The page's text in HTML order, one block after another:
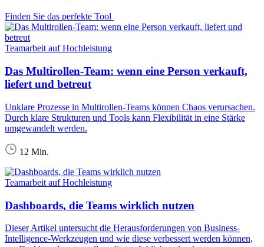
Finden Sie das perfekte Tool
Teamarbeit auf Hochleistung
Das Multirollen-Team: wenn eine Person verkauft,
liefert und betreut
Unklare Prozesse in Multirollen-Teams können Chaos verursachen.
Durch klare Strukturen und Tools kann Flexibilität in eine Stärke
umgewandelt werden.
12 Min.
Teamarbeit auf Hochleistung
Dashboards, die Teams wirklich nutzen
Dieser Artikel untersucht die Herausforderungen von Business-
Intelligence-Werkzeugen und wie diese verbessert werden können,